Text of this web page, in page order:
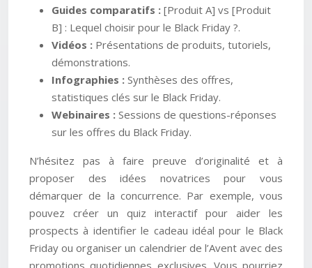
Guides comparatifs : [Produit A] vs [Produit
B] : Lequel choisir pour le Black Friday ?.
Vidéos : Présentations de produits, tutoriels,
démonstrations.
Infographies : Synthèses des offres,
statistiques clés sur le Black Friday.
Webinaires : Sessions de questions-réponses
sur les offres du Black Friday.
N’hésitez pas à faire preuve d’originalité et à
proposer des idées novatrices pour vous
démarquer de la concurrence. Par exemple, vous
pouvez créer un quiz interactif pour aider les
prospects à identifier le cadeau idéal pour le Black
Friday ou organiser un calendrier de l’Avent avec des
promotions quotidiennes exclusives. Vous pourriez